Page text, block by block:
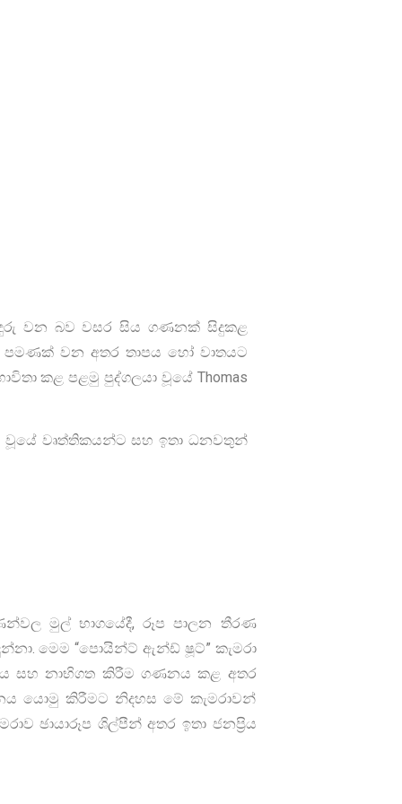
වන බව වසර සිය ගණනක් සිදුකළ
පමණක් වන අතර තාපය හෝ වාතයට
කළ පළමු පුද්ගලයා වූයේ Thomas
වෘත්තිකයන්ට සහ ඉතා ධනවතුන්
මුල් භාගයේදී, රූප පාලන තීරණ
මෙම “පොයින්ට් ඇන්ඩ් ෂූට්” කැමරා
සහ නාභිගත කිරීම ගණනය කළ අතර
යොමු කිරීමට නිදහස මේ කැමරාවන්
ඡායාරූප ශිල්පීන් අතර ඉතා ජනප්‍රිය